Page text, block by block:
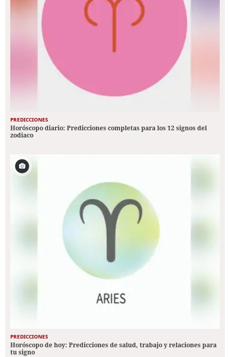
PREDICCIONES
Horóscopo diario: Predicciones completas para los 12 signos del
zodiaco
PREDICCIONES
Horóscopo de hoy: Predicciones de salud, trabajo y relaciones para
tu signo